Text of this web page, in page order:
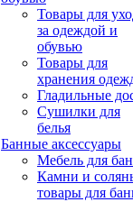
Товары для
за одеждой и
обувью
Товары для
хранения
Гладильные
Сушилки для
белья
Банные аксессуары
Мебель для
Камни и
товары для